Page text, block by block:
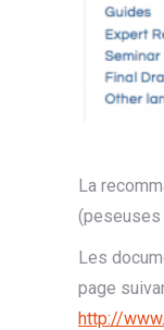
La
(peseuses
Les
page
http://